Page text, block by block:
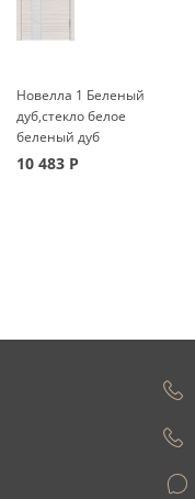
Новелла 1 Беленый
дуб,стекло белое
беленый дуб
10 483 Р